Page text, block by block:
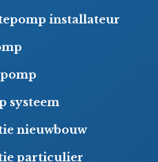
installateur
systeem
nieuwbouw
particulier